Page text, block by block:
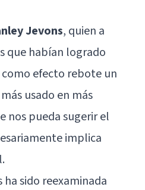
Jevons, quien a
que habían logrado
efecto rebote un
usado en más
nos pueda sugerir el
implica
sido reexaminada